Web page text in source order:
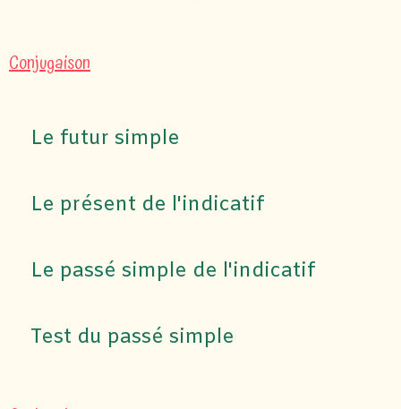
Conjugaison
Le futur simple
Le présent de l'indicatif
Le passé simple de l'indicatif
Test du passé simple